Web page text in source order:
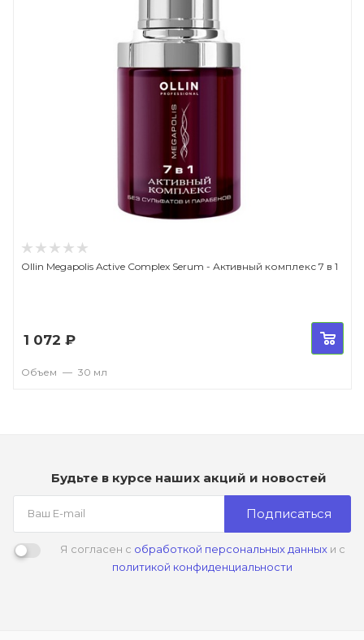
Ollin Megapolis Active Complex Serum - Активный комплекс 7 в 1
1 072 ₽
Объем — 30 мл
Будьте в курсе наших акций и новостей
Подписаться
Я согласен с обработкой персональных данныхи с
политикой конфиденциальности